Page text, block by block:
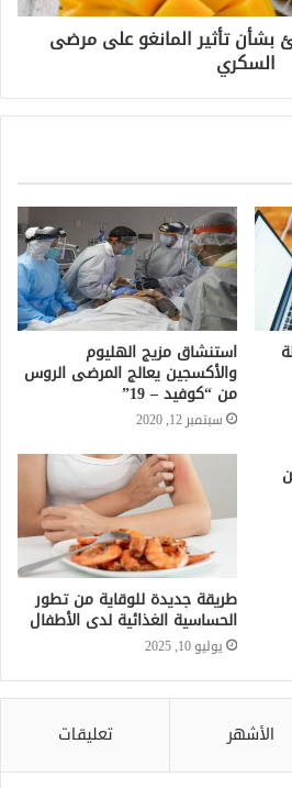
بشأن تأثير المانغو على مرضى
السكري
استنشاق مزيج الهليوم
والأكسجين يعالج المرضى الروس
من “كوفيد – 19”
سبتمبر 12, 2020
طريقة جديدة للوقاية من تطور
الحساسية الغذائية لدى الأطفال
يوليو 10, 2025
الأشهر تعليقات